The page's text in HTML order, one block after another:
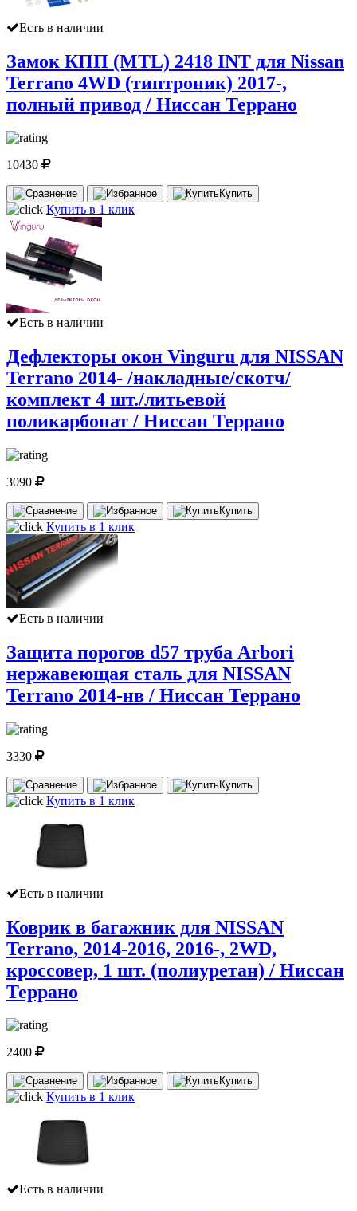
Есть в наличии
Замок КПП (MTL) 2418 INT для Nissan
Terrano 4WD (типтроник) 2017-,
полный привод / Ниссан Террано
10430
Купить
Купить в 1 клик
Есть в наличии
Дефлекторы окон Vinguru для NISSAN
Terrano 2014- /накладные/скотч/
комплект 4 шт./литьевой
поликарбонат / Ниссан Террано
3090
Купить
Купить в 1 клик
Есть в наличии
Защита порогов d57 труба Arbori
нержавеющая сталь для NISSAN
Terrano 2014-нв / Ниссан Террано
3330
Купить
Купить в 1 клик
Есть в наличии
Коврик в багажник для NISSAN
Terrano, 2014-2016, 2016-, 2WD,
кроссовер, 1 шт. (полиуретан) / Ниссан
Террано
2400
Купить
Купить в 1 клик
Есть в наличии